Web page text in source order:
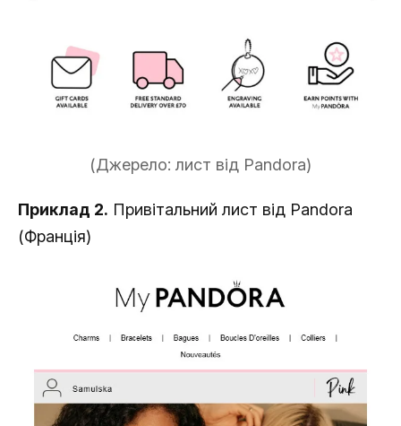
(Джерело: лист від Pandora)
Приклад 2. Привітальний лист від Pandora
(Франція)